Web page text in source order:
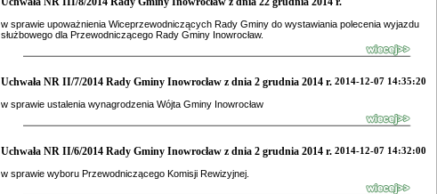
w sprawie upoważnienia Wiceprzewodniczących Rady Gminy do wystawiania polecenia wyjazdu
służbowego dla Przewodniczącego Rady Gminy Inowrocław.
2014-12-07 14:35:20
Uchwała NR II/7/2014 Rady Gminy Inowrocław z dnia 2 grudnia 2014 r.
w sprawie ustalenia wynagrodzenia Wójta Gminy Inowrocław
2014-12-07 14:32:00
Uchwała NR II/6/2014 Rady Gminy Inowrocław z dnia 2 grudnia 2014 r.
w sprawie wyboru Przewodniczącego Komisji Rewizyjnej.